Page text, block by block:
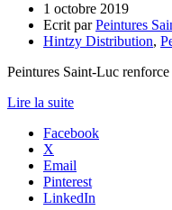
1 octobre 2019
Ecrit parPeintures
Hintzy Distribution,
Peintures Saint-Luc renforce
Lire la suite
Facebook
X
Email
Pinterest
LinkedIn